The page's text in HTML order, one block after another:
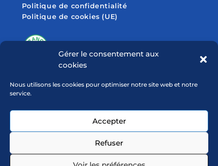
Gérer le consentement aux
cookies
Nous utilisons les cookies pour optimiser notre site web et notre
service.
Accepter
Refuser
Politique de confidentialité
Politique de cookies (UE)
SUIVEZ-NOUS SUR